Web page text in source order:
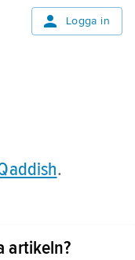
Logga in
.
artikeln?